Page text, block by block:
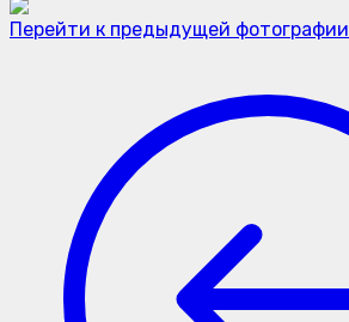
Перейти к предыдущей фотографии